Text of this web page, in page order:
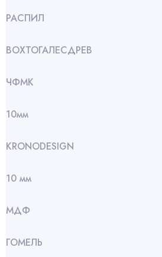
РАСПИЛ
ВОХТОГАЛЕСДРЕВ
ЧФМК
10мм
KRONODESIGN
10 мм
МДФ
ГОМЕЛЬ